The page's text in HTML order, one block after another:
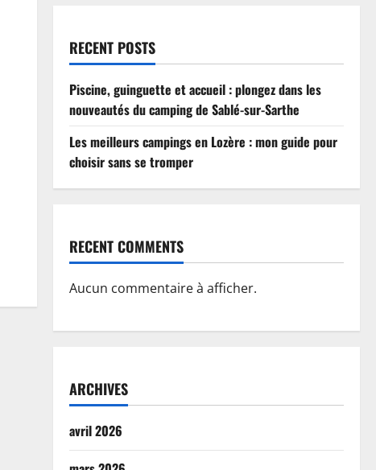
RECENT POSTS
Piscine, guinguette et accueil : plongez dans les
nouveautés du camping de Sablé-sur-Sarthe
Les meilleurs campings en Lozère : mon guide pour
choisir sans se tromper
RECENT COMMENTS
Aucun commentaire à afficher.
ARCHIVES
avril 2026